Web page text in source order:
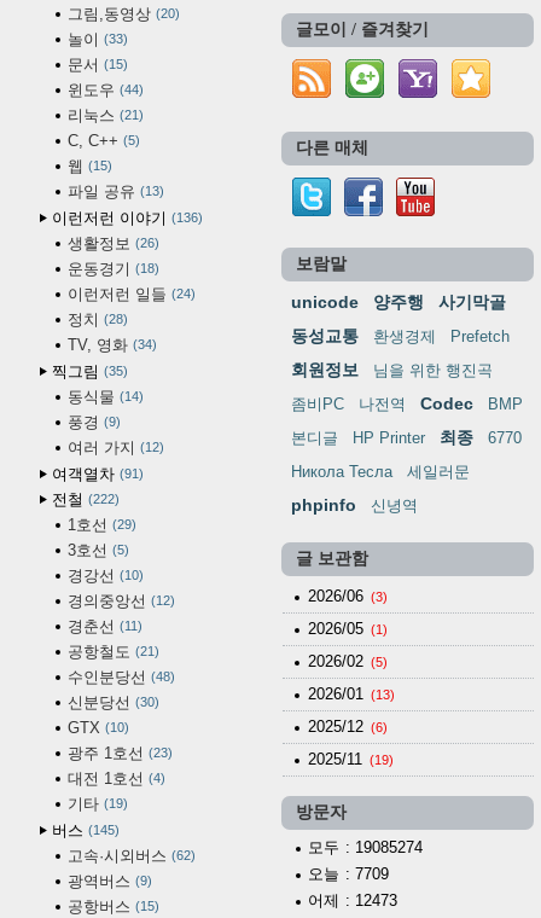
그림,동영상 20
놀이 33
문서 15
윈도우 44
리눅스 21
C, C++ 5
웹 15
파일 공유 13
이런저런 이야기 136
생활정보 26
운동경기 18
이런저런 일들 24
정치 28
TV, 영화 34
찍그림 35
동식물 14
풍경 9
여러 가지 12
여객열차 91
전철 222
1호선 29
3호선 5
경강선 10
경의중앙선 12
경춘선 11
공항철도 21
수인분당선 48
신분당선 30
GTX 10
광주 1호선 23
대전 1호선 4
기타 19
버스 145
고속·시외버스 62
광역버스 9
공항버스 15
글모이 / 즐겨찾기
다른 매체
보람말
unicode 양주행
사기막골
동성교통
환생경제 Prefetch
회원정보
님을 위한 행진곡
좀비PC
나전역 Codec
BMP
본디글
HP Printer 최종
6770
Никола Тесла
세일러문
phpinfo 신녕역
글 보관함
2026/06 (3)
2026/05 (1)
2026/02 (5)
2026/01 (13)
2025/12 (6)
2025/11 (19)
방문자
모두 : 19085274
오늘 : 7709
어제 : 12473